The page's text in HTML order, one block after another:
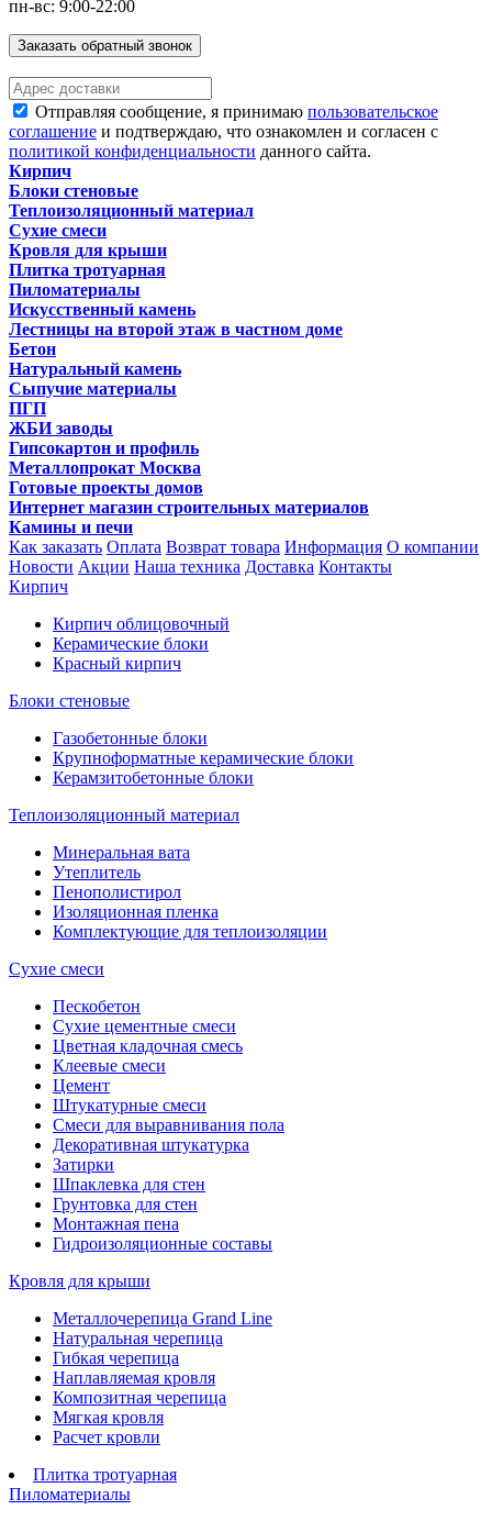
пн-вс: 9:00-22:00
Заказать обратный звонок
Отправляя сообщение, я принимаю пользовательское
соглашение и подтверждаю, что ознакомлен и согласен с
политикой конфиденциальности данного сайта.
Кирпич
Блоки стеновые
Теплоизоляционный материал
Сухие смеси
Кровля для крыши
Плитка тротуарная
Пиломатериалы
Искусственный камень
Лестницы на второй этаж в частном доме
Бетон
Натуральный камень
Сыпучие материалы
ПГП
ЖБИ заводы
Гипсокартон и профиль
Металлопрокат Москва
Готовые проекты домов
Интернет магазин строительных материалов
Камины и печи
Как заказать Оплата Возврат товара Информация О компании
Новости Акции Наша техника Доставка Контакты
Кирпич
Кирпич облицовочный
Керамические блоки
Красный кирпич
Блоки стеновые
Газобетонные блоки
Крупноформатные керамические блоки
Керамзитобетонные блоки
Теплоизоляционный материал
Минеральная вата
Утеплитель
Пенополистирол
Изоляционная пленка
Комплектующие для теплоизоляции
Сухие смеси
Пескобетон
Сухие цементные смеси
Цветная кладочная смесь
Клеевые смеси
Цемент
Штукатурные смеси
Смеси для выравнивания пола
Декоративная штукатурка
Затирки
Шпаклевка для стен
Грунтовка для стен
Монтажная пена
Гидроизоляционные составы
Кровля для крыши
Металлочерепица Grand Line
Натуральная черепица
Гибкая черепица
Наплавляемая кровля
Композитная черепица
Мягкая кровля
Расчет кровли
Плитка тротуарная
Пиломатериалы